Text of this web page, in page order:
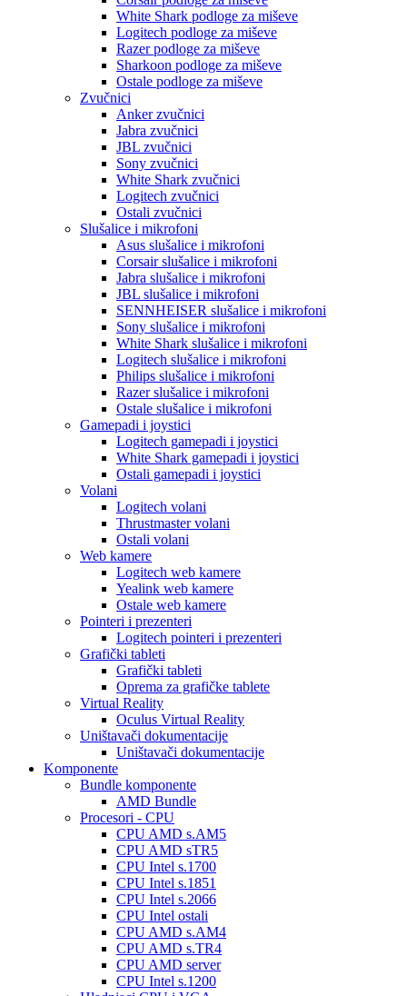
White Shark podloge za miševe
Logitech podloge za miševe
Razer podloge za miševe
Sharkoon podloge za miševe
Ostale podloge za miševe
Zvučnici
Anker zvučnici
Jabra zvučnici
JBL zvučnici
Sony zvučnici
White Shark zvučnici
Logitech zvučnici
Ostali zvučnici
Slušalice i mikrofoni
Asus slušalice i mikrofoni
Corsair slušalice i mikrofoni
Jabra slušalice i mikrofoni
JBL slušalice i mikrofoni
SENNHEISER slušalice i mikrofoni
Sony slušalice i mikrofoni
White Shark slušalice i mikrofoni
Logitech slušalice i mikrofoni
Philips slušalice i mikrofoni
Razer slušalice i mikrofoni
Ostale slušalice i mikrofoni
Gamepadi i joystici
Logitech gamepadi i joystici
White Shark gamepadi i joystici
Ostali gamepadi i joystici
Volani
Logitech volani
Thrustmaster volani
Ostali volani
Web kamere
Logitech web kamere
Yealink web kamere
Ostale web kamere
Pointeri i prezenteri
Logitech pointeri i prezenteri
Grafički tableti
Grafički tableti
Oprema za grafičke tablete
Virtual Reality
Oculus Virtual Reality
Uništavači dokumentacije
Uništavači dokumentacije
Komponente
Bundle komponente
AMD Bundle
Procesori - CPU
CPU AMD s.AM5
CPU AMD sTR5
CPU Intel s.1700
CPU Intel s.1851
CPU Intel s.2066
CPU Intel ostali
CPU AMD s.AM4
CPU AMD s.TR4
CPU AMD server
CPU Intel s.1200